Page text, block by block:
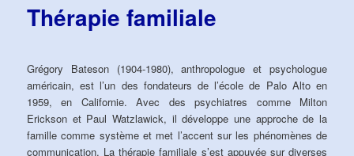
Thérapie familiale
Grégory Bateson (1904-1980), anthropologue et psychologue
américain, est l’un des fondateurs de l’école de Palo Alto en
1959, en Californie. Avec des psychiatres comme Milton
Erickson et Paul Watzlawick, il développe une approche de la
famille comme système et met l’accent sur les phénomènes de
communication. La thérapie familiale s’est appuyée sur diverses